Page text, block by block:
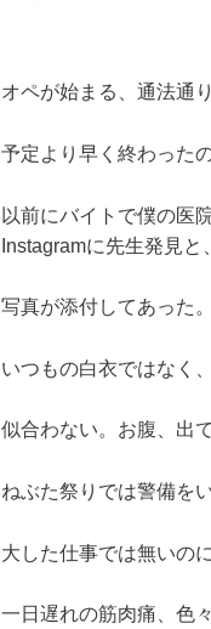
オペが始まる、通法通
予定より早く終わった
以前にバイトで僕の医
Instagramに先生発見と
写真が添付してあった
いつもの白衣ではなく
似合わない。お腹、出
ねぶた祭りでは警備を
大した仕事では無いの
一日遅れの筋肉痛、色